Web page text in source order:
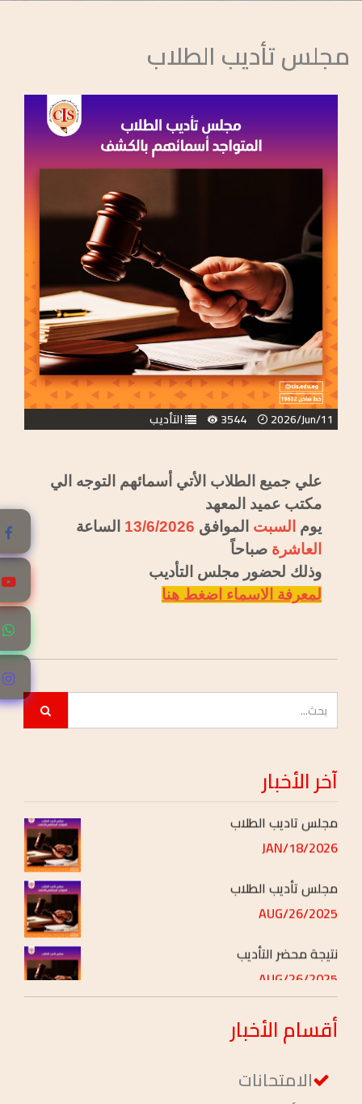
مجلس تأديب الطلاب
2026/Jun/11
3544 التأديب
علي جميع الطلاب الأتي أسمائهم التوجه الي
مكتب عميد المعهد
يوم السبت الموافق 13/6/2026 الساعة
العاشرة صباحاً
وذلك لحضور مجلس التأديب
لمعرفة الاسماء اضغط هنا
آخرالأخبار
2026/JUN/11
نتائج مجلس التأديب
2026/APR/21
2026/APR/12
مجلس تأديب الطلاب
2026/JAN/18
مجلس تأديب الطلاب
2025/AUG/26
نتيجة محضر التأديب
2025/AUG/26
أقسامالأخبار
الامتحانات